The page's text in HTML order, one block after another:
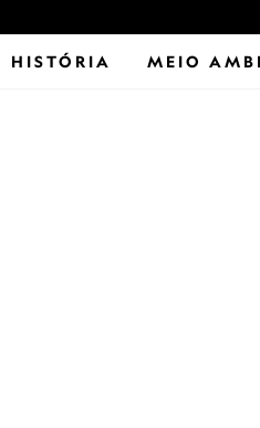
HISTÓRIA MEIO